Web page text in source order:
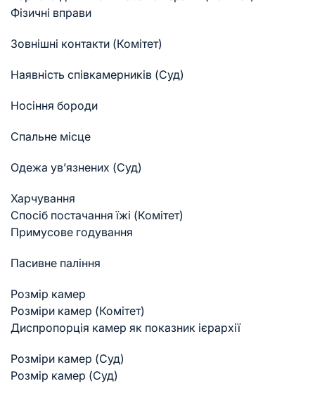
Фізичні вправи
Зовнішні контакти (Комітет)
Наявність співкамерників (Суд)
Носіння бороди
Спальне місце
Одежа ув’язнених (Суд)
Харчування
Спосіб постачання їжі (Комітет)
Примусове годування
Пасивне паління
Розмір камер
Розміри камер (Комітет)
Диспропорція камер як показник ієрархії
Розміри камер (Суд)
Розмір камер (Суд)